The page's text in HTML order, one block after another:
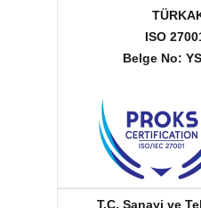
ISO
Belge No:
T.C. Sanayi ve